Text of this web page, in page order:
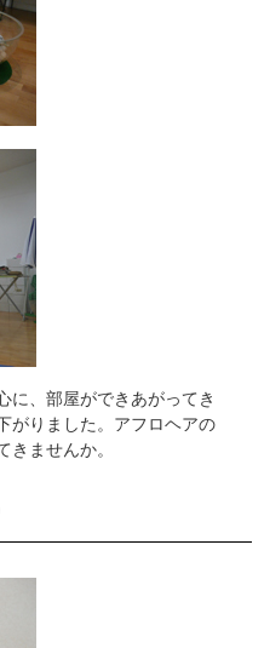
に、部屋ができあがってき
がりました。アフロヘアの
ませんか。